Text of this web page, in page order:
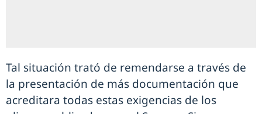
Tal situación trató de remendarse a través de
la presentación de más documentación que
acreditara todas estas exigencias de los